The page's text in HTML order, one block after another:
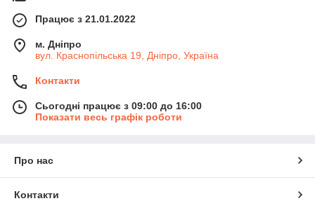
Працює з 21.01.2022
м. Дніпро
вул. Краснопільська 19, Дніпро, Україна
Контакти
Сьогодні працює з 09:00 до 16:00
Показати весь графік роботи
Про нас
Контакти